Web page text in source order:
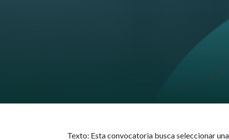
Texto: Esta convocatoria busca seleccionar